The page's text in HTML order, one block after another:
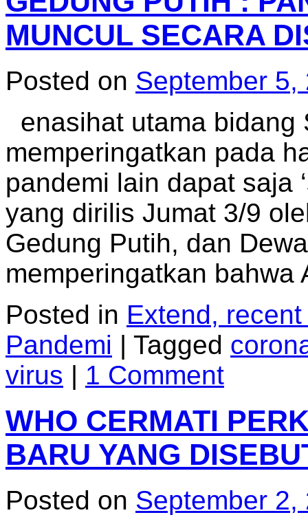
MUNCUL SECARA
Posted on September 5,
enasihat utama bidang
memperingatkan pada
pandemi lain dapat saja
yang dirilis Jumat 3/9
Gedung Putih, dan
memperingatkan
Posted in Extend,
Pandemi | Tagged
virus | 1 Comment
WHO CERMATI
BARU YANG
Posted on September 2,